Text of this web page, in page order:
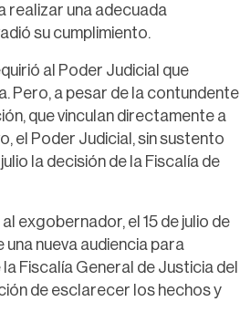
realizar una adecuada
su cumplimiento.
al Poder Judicial que
Pero, a pesar de la contundente
que vinculan directamente a
el Poder Judicial, sin sustento
la decisión de la Fiscalía de
exgobernador, el 15 de julio de
nueva audiencia para
Fiscalía General de Justicia del
de esclarecer los hechos y